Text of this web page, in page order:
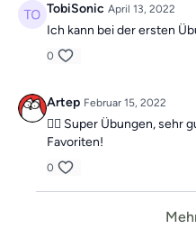
TobiSonic April 13, 2022
Ich kann bei der ersten
0
Artep Februar 15, 2022
👍🏼 Super Übungen,
Favoriten!
0